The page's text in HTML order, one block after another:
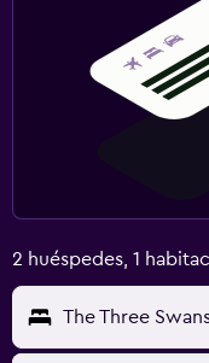
2 huéspedes, 1
The Three